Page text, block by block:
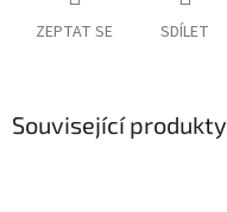
ZEPTAT SE SDÍLET
Související produkty